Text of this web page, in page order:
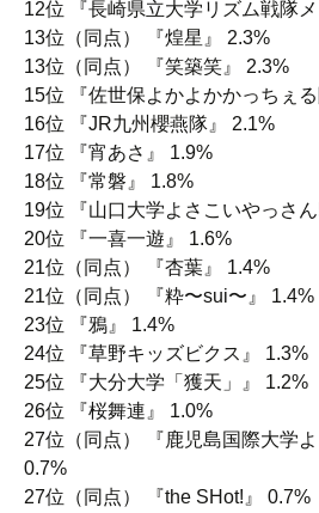
12位 『長崎県立大学リズム戦隊
13位（同点） 『煌星』 2.3%
13位（同点） 『笑築笑』 2.3%
15位 『佐世保よかよかかっちぇ
16位 『JR九州櫻燕隊』 2.1%
17位 『宵あさ』 1.9%
18位 『常磐』 1.8%
19位 『山口大学よさこいやっさ
20位 『一喜一遊』 1.6%
21位（同点） 『杏葉』 1.4%
21位（同点） 『粋〜sui〜』 1.4%
23位 『鴉』 1.4%
24位 『草野キッズビクス』 1.3%
25位 『大分大学「獲天」』 1.2%
26位 『桜舞連』 1.0%
27位（同点） 『鹿児島国際大学よ
0.7%
27位（同点） 『the SHot!』 0.7%